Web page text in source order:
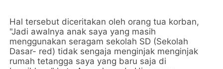
Hal tersebut diceritakan oleh orang tua korban,
"Jadi awalnya anak saya yang masih
menggunakan seragam sekolah SD (Sekolah
Dasar- red) tidak sengaja menginjak menginjak
rumah tetangga saya yang baru saja di